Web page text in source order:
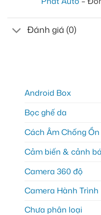
Đánh giá (0)
Android Box
Bọc ghế da
Cách Âm Chống Ồn
Cảm biến & cảnh
Camera 360 độ
Camera Hành Trình
Chưa phân loại